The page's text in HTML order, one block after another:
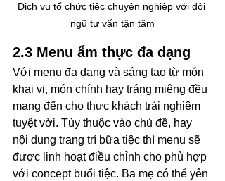
Dịch vụ tổ chức tiệc chuyên nghiệp với đội
ngũ tư vấn tận tâm
2.3 Menu ẩm thực đa dạng
Với menu đa dạng và sáng tạo từ món
khai vị, món chính hay tráng miệng đều
mang đến cho thực khách trải nghiệm
tuyệt vời. Tùy thuộc vào chủ đề, hay
nội dung trang trí bữa tiệc thì menu sẽ
được linh hoạt điều chỉnh cho phù hợp
với concept buổi tiệc. Ba mẹ có thể yên